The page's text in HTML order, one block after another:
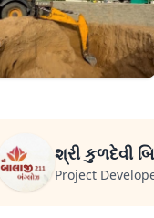
શ્રી કુળદેવી
Project